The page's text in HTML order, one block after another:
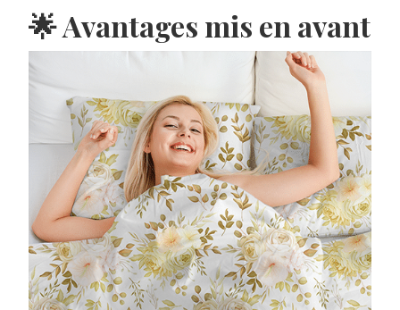
🌟 Avantages mis en avant